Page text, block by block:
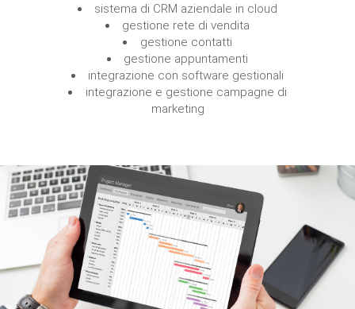
sistema di CRM aziendale in cloud
gestione rete di vendita
gestione contatti
gestione appuntamenti
integrazione con software gestionali
integrazione e gestione campagne di
marketing